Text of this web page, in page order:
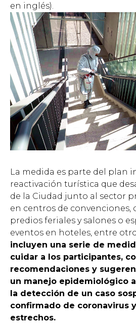
en inglés).
La medida es parte del plan
reactivación turística que
de la Ciudad junto al sector
en centros de convenciones,
predios feriales y salones o
eventos en hoteles, entre
incluyen una serie de
cuidar a los participantes,
recomendaciones y
un manejo epidemiológico
la detección de un caso
confirmado de coronavirus
estrechos.